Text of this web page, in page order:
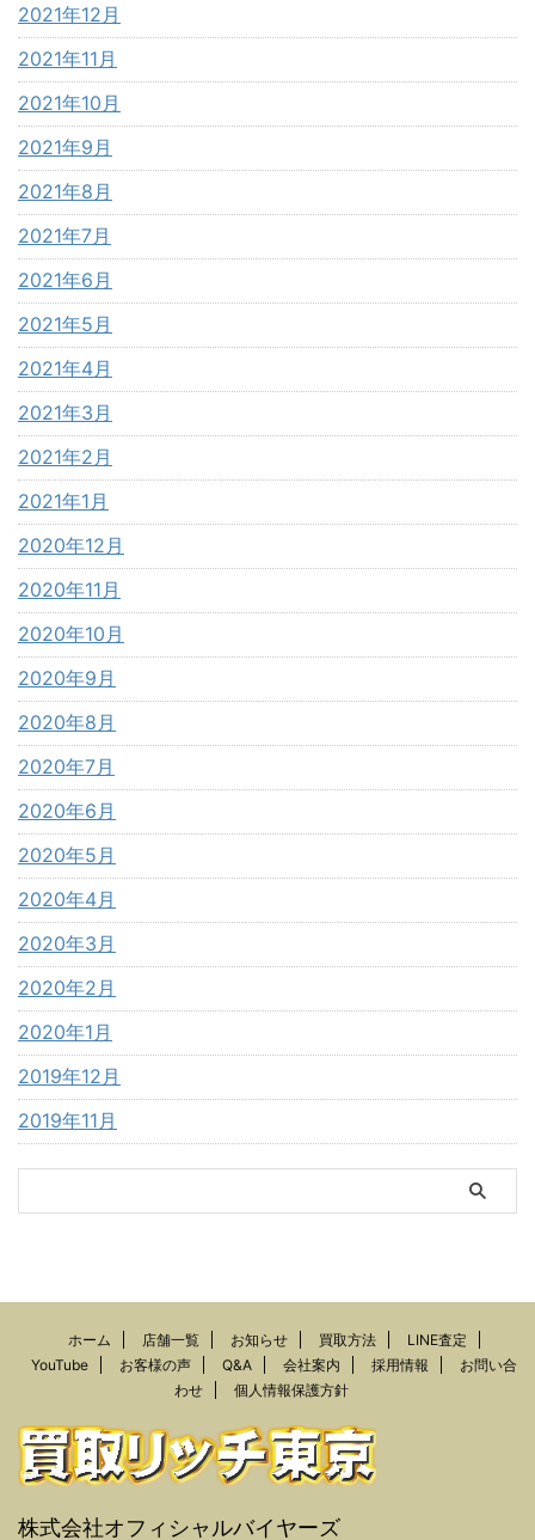
2021年12月
2021年11月
2021年10月
2021年9月
2021年8月
2021年7月
2021年6月
2021年5月
2021年4月
2021年3月
2021年2月
2021年1月
2020年12月
2020年11月
2020年10月
2020年9月
2020年8月
2020年7月
2020年6月
2020年5月
2020年4月
2020年3月
2020年2月
2020年1月
2019年12月
2019年11月
ホーム 店舗一覧 お知らせ 買取方法
LINE査定
YouTube
お客様の声 Q&A 会社案内 採用情報
お問い合
わせ
個人情報保護方針
株式会社オフィシャルバイヤーズ